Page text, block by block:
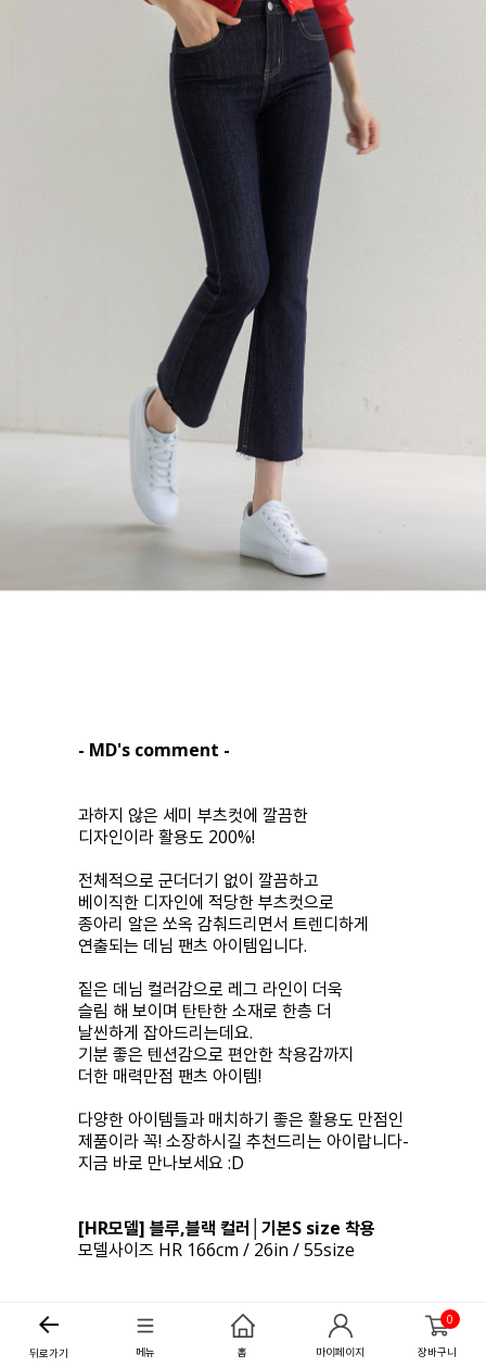
뒤로가기 메뉴 홈 마이페이지
0
장바구니
- MD's comment -
과하지 않은 세미 부츠컷에 깔끔한
디자인이라 활용도 200%!
전체적으로 군더더기 없이 깔끔하고
베이직한 디자인에 적당한 부츠컷으로
종아리 알은 쏘옥 감춰드리면서 트렌디하게
연출되는 데님 팬츠 아이템입니다.
짙은 데님 컬러감으로 레그 라인이 더욱
슬림 해 보이며 탄탄한 소재로 한층 더
날씬하게 잡아드리는데요.
기분 좋은 텐션감으로 편안한 착용감까지
더한 매력만점 팬츠 아이템!
다양한 아이템들과 매치하기 좋은 활용도 만점인
제품이라 꼭! 소장하시길 추천드리는 아이랍니다-
지금 바로 만나보세요 :D
[HR모델] 블루,블랙 컬러│기본S size 착용
모델사이즈 HR 166cm / 26in / 55size